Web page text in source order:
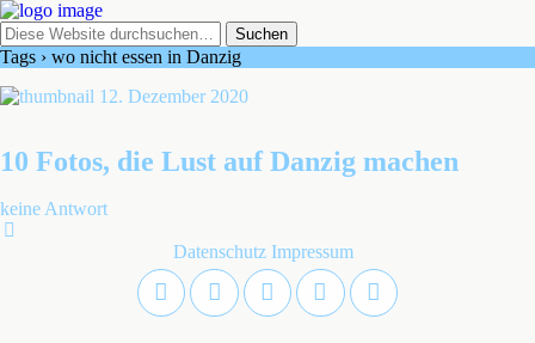
Tags › wo nicht essen in Danzig
12. Dezember 2020
10 Fotos, die Lust auf Danzig machen
keine Antwort
Datenschutz Impressum